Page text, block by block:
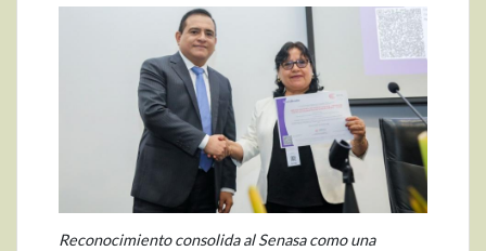
Reconocimiento consolida al Senasa como una